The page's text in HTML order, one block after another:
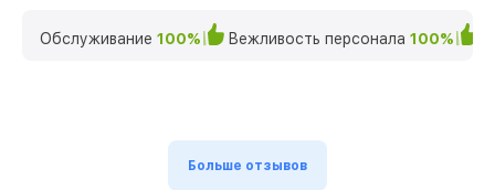
Обслуживание 100% Вежливость персонала 100%
Больше отзывов